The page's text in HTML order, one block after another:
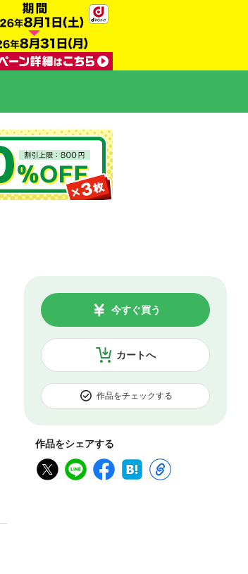
カートへ
今すぐ買う
作品をチェックする
作品をシェアする